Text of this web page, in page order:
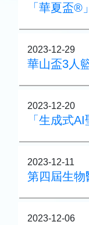
2023-12-29
華山盃3人
2023-12-20
「生成式
2023-12-11
2023-12-06